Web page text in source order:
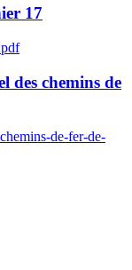
17
des chemins de